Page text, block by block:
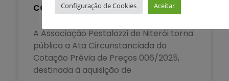
COTAÇÃO PRÉVIA 006/2025
A Associação Pestalozzi de Niterói torna
pública a Ata Circunstanciada da
Cotação Prévia de Preços 006/2025,
destinada à aquisição de
Configuração de Cookies Aceitar